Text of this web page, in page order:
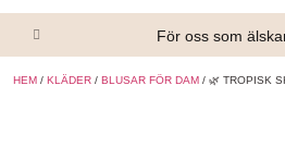
För oss som
HEM / KLÄDER / BLUSAR FÖR DAM / 🌿 TROPISK